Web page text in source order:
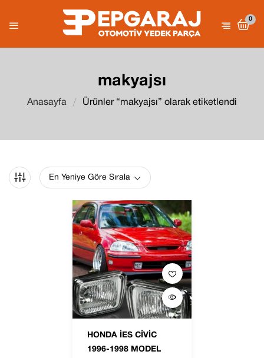
0
makyajsı
Anasayfa Ürünler “makyajsı” olarak etiketlendi
En Yeniye Göre Sırala
HONDA İES CİVİC
1996-1998 MODEL